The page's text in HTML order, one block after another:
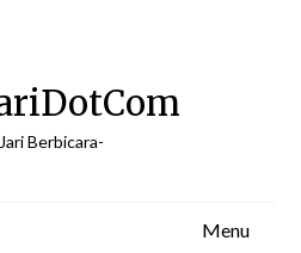
Berbicara-
Menu